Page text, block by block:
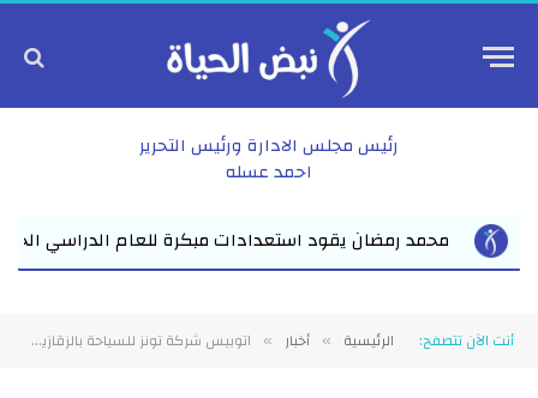
رئيس مجلس الادارة ورئيس التحرير
احمد عسله
الجديد بفاقوس لقاء موسع يجمع نواب البرلمان والقيادات ا...
أنت الآن تتصفح: الرئيسية » أخبار » اتوبيس شركة تونز للسياحة بالزقازيق قد الحدث .. رحلة أطباء الشرقية من عبق القلعة إلى سحر النيل وصولًا إلى روعة حديقة الأزهر